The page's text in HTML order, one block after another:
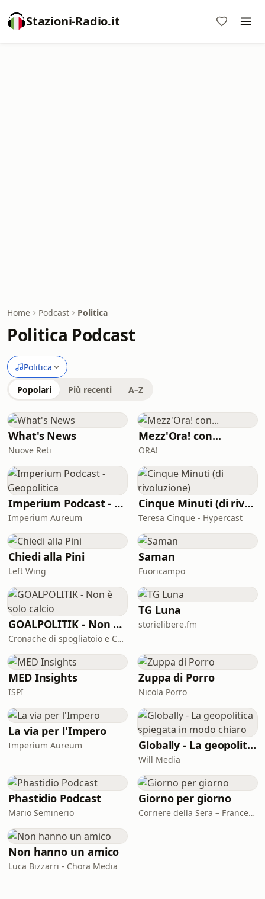
Stazioni-Radio.it
Home Podcast Politica
Politica Podcast
Politica
Popolari Più recenti A–Z
What's News
Nuove Reti
Mezz'Ora! con...
ORA!
Imperium Podcast - Geopolitica
Imperium Aureum
Cinque Minuti (di rivoluzione)
Teresa Cinque - Hypercast
Chiedi alla Pini
Left Wing
Saman
Fuoricampo
GOALPOLITIK - Non è solo calcio
Cronache di spogliatoio e Chora Media
TG Luna
storielibere.fm
MED Insights
ISPI
Zuppa di Porro
Nicola Porro
La via per l'Impero
Imperium Aureum Globally - La geopolitica spiegata in modo chiaro
Will Media
Phastidio Podcast
Mario Seminerio
Giorno per giorno
Corriere della Sera – Francesco Giambertone
Non hanno un amico
Luca Bizzarri - Chora Media